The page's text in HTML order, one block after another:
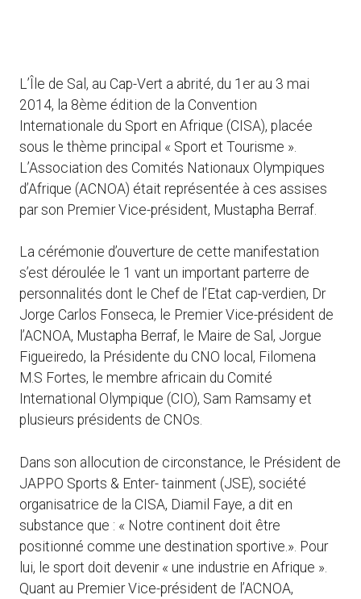
L’Île de Sal, au Cap-Vert a abrité, du 1er au 3 mai
2014, la 8ème édition de la Convention
Internationale du Sport en Afrique (CISA), placée
sous le thème principal « Sport et Tourisme ».
L’Association des Comités Nationaux Olympiques
d’Afrique (ACNOA) était représentée à ces assises
par son Premier Vice-président, Mustapha Berraf.
La cérémonie d’ouverture de cette manifestation
s’est déroulée le 1 vant un important parterre de
personnalités dont le Chef de l’Etat cap-verdien, Dr
Jorge Carlos Fonseca, le Premier Vice-président de
l’ACNOA, Mustapha Berraf, le Maire de Sal, Jorgue
Figueiredo, la Présidente du CNO local, Filomena
M.S Fortes, le membre africain du Comité
International Olympique (CIO), Sam Ramsamy et
plusieurs présidents de CNOs.
Dans son allocution de circonstance, le Président de
JAPPO Sports & Enter- tainment (JSE), société
organisatrice de la CISA, Diamil Faye, a dit en
substance que : « Notre continent doit être
positionné comme une destination sportive.». Pour
lui, le sport doit devenir « une industrie en Afrique ».
Quant au Premier Vice-président de l’ACNOA,